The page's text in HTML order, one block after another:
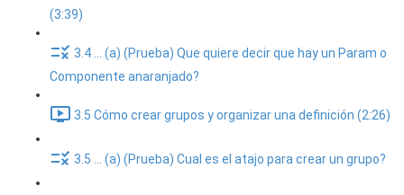
(3:39)
3.4 ... (a) (Prueba) Que quiere decir que hay un Param o
Componente anaranjado?
3.5 Cómo crear grupos y organizar una definición (2:26)
3.5 ... (a) (Prueba) Cual es el atajo para crear un grupo?